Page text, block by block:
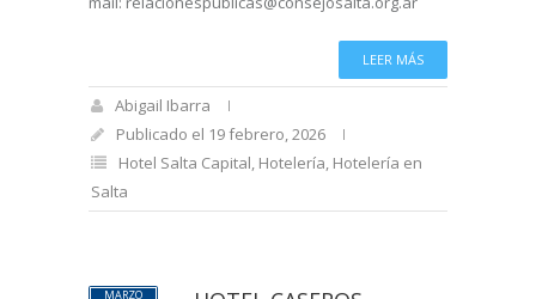
LEER MÁS
Abigail Ibarra
Publicado el 19 febrero, 2026
Hotel Salta Capital Hotelería Hotelería en
Salta
MARZO